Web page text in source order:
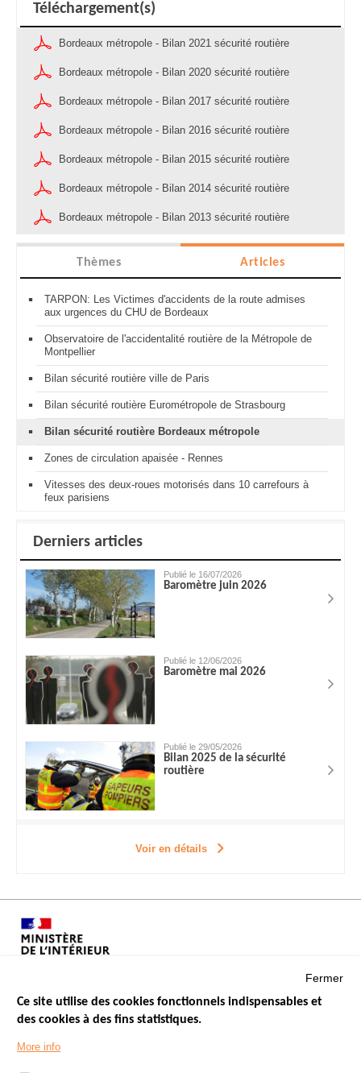
Téléchargement(s)
Bordeaux métropole - Bilan 2021 sécurité routière
Bordeaux métropole - Bilan 2020 sécurité routière
Bordeaux métropole - Bilan 2017 sécurité routière
Bordeaux métropole - Bilan 2016 sécurité routière
Bordeaux métropole - Bilan 2015 sécurité routière
Bordeaux métropole - Bilan 2014 sécurité routière
Bordeaux métropole - Bilan 2013 sécurité routière
Thèmes Articles
TARPON: Les Victimes d'accidents de la route admises
aux urgences du CHU de Bordeaux
Observatoire de l'accidentalité routière de la Métropole de
Montpellier
Bilan sécurité routière ville de Paris
Bilan sécurité routière Eurométropole de Strasbourg
Bilan sécurité routière Bordeaux métropole
Zones de circulation apaisée - Rennes
Vitesses des deux-roues motorisés dans 10 carrefours à
feux parisiens
Derniers articles
Publié le 16/07/2026
Baromètre juin 2026
Publié le 12/06/2026
Baromètre mai 2026
Publié le 29/05/2026
Bilan 2025 de la sécurité
routière
Voir en détails
Menu
Footer
LES SITES PUBLICS
Fermer
Ce site utilise des cookies fonctionnels indispensables et
des cookies à des fins statistiques.
More info